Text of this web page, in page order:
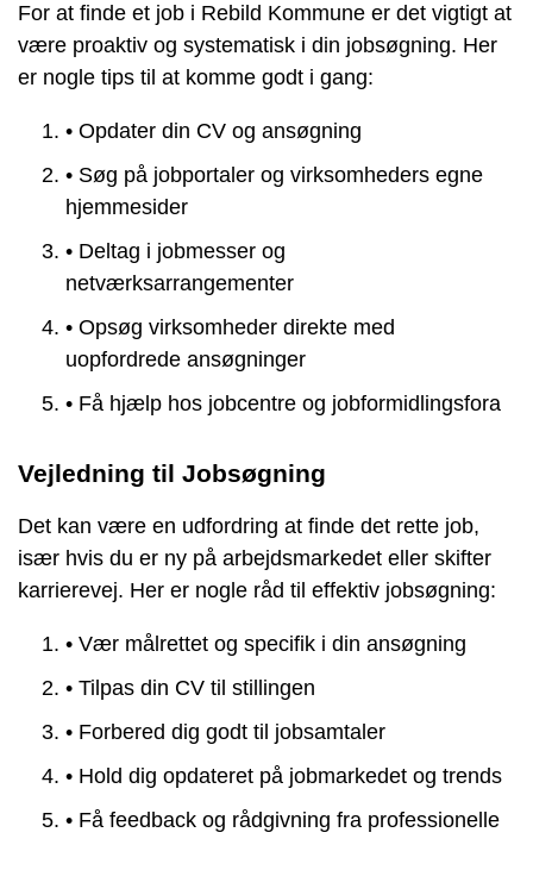
For at finde et job i Rebild Kommune er det vigtigt at
være proaktiv og systematisk i din jobsøgning. Her
er nogle tips til at komme godt i gang:
• Opdater din CV og ansøgning
• Søg på jobportaler og virksomheders egne
hjemmesider
• Deltag i jobmesser og
netværksarrangementer
• Opsøg virksomheder direkte med
uopfordrede ansøgninger
• Få hjælp hos jobcentre og jobformidlingsfora
Vejledning til Jobsøgning
Det kan være en udfordring at finde det rette job,
især hvis du er ny på arbejdsmarkedet eller skifter
karrierevej. Her er nogle råd til effektiv jobsøgning:
• Vær målrettet og specifik i din ansøgning
• Tilpas din CV til stillingen
• Forbered dig godt til jobsamtaler
• Hold dig opdateret på jobmarkedet og trends
• Få feedback og rådgivning fra professionelle